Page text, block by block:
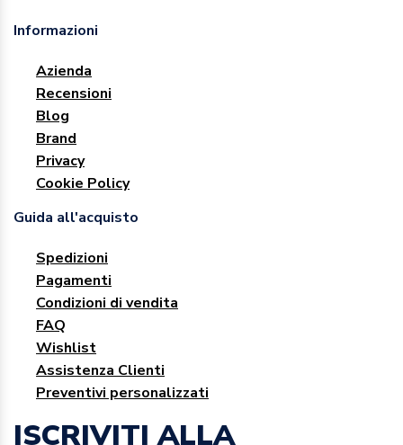
Informazioni
Azienda
Recensioni
Blog
Brand
Privacy
Cookie Policy
Guida all'acquisto
Spedizioni
Pagamenti
Condizioni di vendita
FAQ
Wishlist
Assistenza Clienti
Preventivi personalizzati
ISCRIVITI ALLA